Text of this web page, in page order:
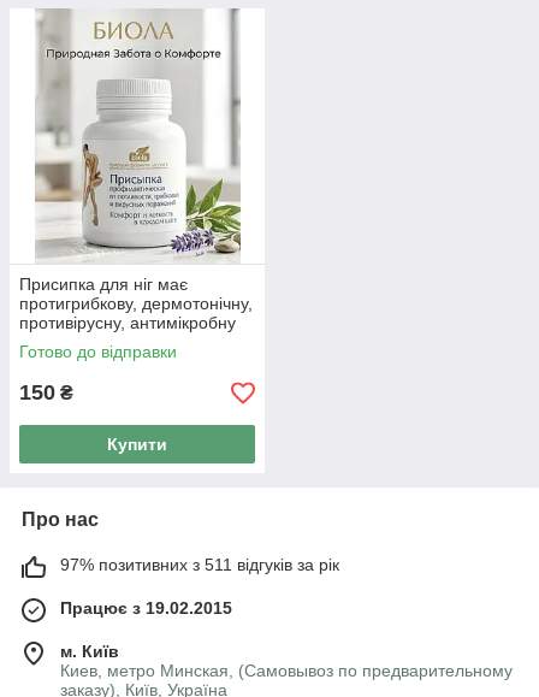
Присипка для ніг має
протигрибкову, дермотонічну,
противірусну, антимікробну
100 г.
Готово до відправки
150 ₴
Купити
Про нас
97% позитивних з 511 відгуків за рік
Працює з 19.02.2015
м. Київ
Киев, метро Минская, (Самовывоз по предварительному
заказу), Київ, Україна